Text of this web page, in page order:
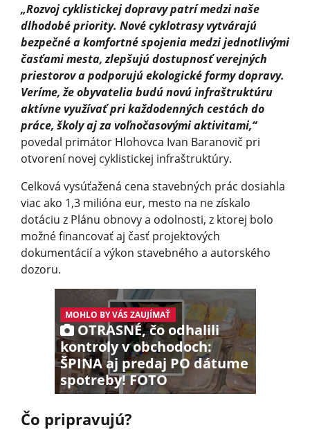
„Rozvoj cyklistickej dopravy patrí medzi naše
dlhodobé priority. Nové cyklotrasy vytvárajú
bezpečné a komfortné spojenia medzi jednotlivými
časťami mesta, zlepšujú dostupnosť verejných
priestorov a podporujú ekologické formy dopravy.
Veríme, že obyvatelia budú novú infraštruktúru
aktívne využívať pri každodenných cestách do
práce, školy aj za voľnočasovými aktivitami,“
povedal primátor Hlohovca Ivan Baranovič pri
otvorení novej cyklistickej infraštruktúry.
Celková vysúťažená cena stavebných prác dosiahla
viac ako 1,3 milióna eur, mesto na ne získalo
dotáciu z Plánu obnovy a odolnosti, z ktorej bolo
možné financovať aj časť projektových
dokumentácií a výkon stavebného a autorského
dozoru.
MOHLO BY VÁS ZAUJÍMAŤ
OTRASNÉ, čo odhalili
kontroly v obchodoch:
ŠPINA aj predaj PO dátume
spotreby! FOTO
Čo pripravujú?